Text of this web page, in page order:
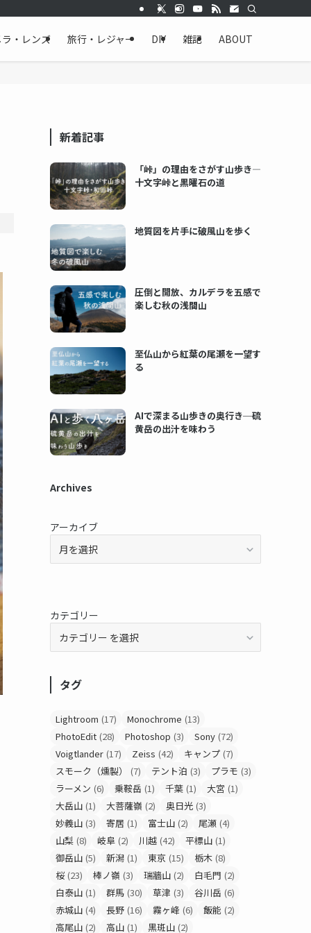
・レンズ 旅行・レジャー DIY 雑記 ABOUT
新着記事
「峠」の理由をさがす山歩き―
十文字峠と黒曜石の道
地質図を片手に破風山を歩く
圧倒と開放、カルデラを五感で
楽しむ秋の浅間山
至仏山から紅葉の尾瀬を一望す
る
AIで深まる山歩きの奥行き─硫
黄岳の出汁を味わう
Archives
アーカイブ
カテゴリー
タグ
Lightroom (17) Monochrome (13)
PhotoEdit (28) Photoshop (3) Sony (72)
Voigtlander (17) Zeiss (42) キャンプ (7)
スモーク（燻製）
(7) テント泊 (3) プラモ (3)
ラーメン (6) 乗鞍岳 (1) 千葉 (1) 大宮 (1)
大岳山 (1) 大菩薩嶺 (2) 奥日光 (3)
妙義山 (3) 寄居 (1) 富士山 (2) 尾瀬 (4)
山梨 (8) 岐阜 (2) 川越 (42) 平標山 (1)
御岳山 (5) 新潟 (1) 東京 (15) 栃木 (8)
桜 (23) 棒ノ嶺 (3) 瑞牆山 (2) 白毛門 (2)
白泰山 (1) 群馬 (30) 草津 (3) 谷川岳 (6)
赤城山 (4) 長野 (16) 霧ヶ峰 (6) 飯能 (2)
高尾山 (2) 高山 (1) 黒斑山 (2)